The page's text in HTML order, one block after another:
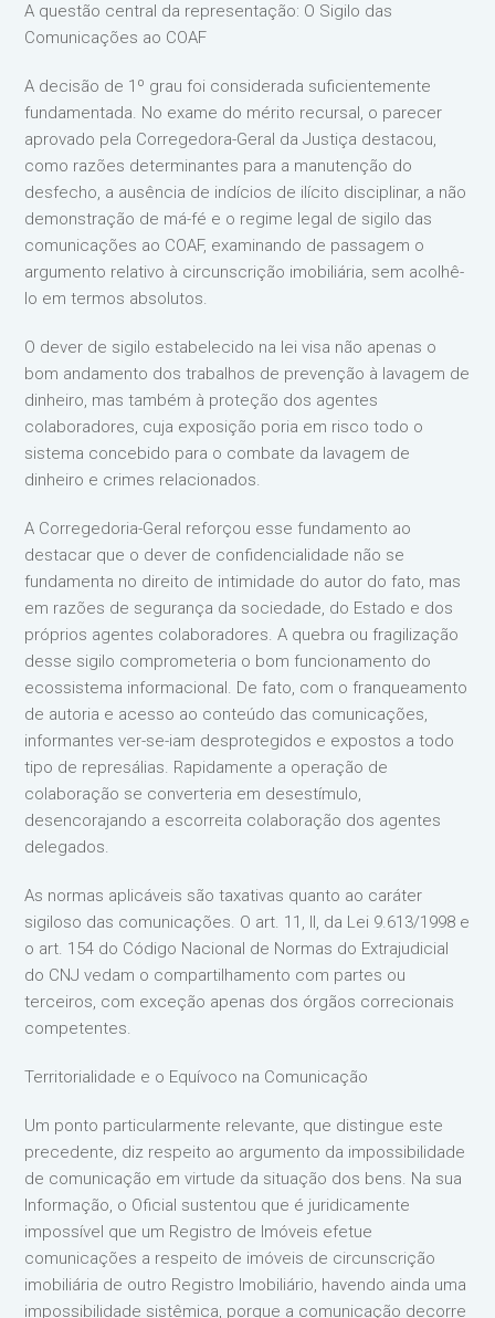
A questão central da representação: O Sigilo das
Comunicações ao COAF
A decisão de 1º grau foi considerada suficientemente
fundamentada. No exame do mérito recursal, o parecer
aprovado pela Corregedora-Geral da Justiça destacou,
como razões determinantes para a manutenção do
desfecho, a ausência de indícios de ilícito disciplinar, a não
demonstração de má-fé e o regime legal de sigilo das
comunicações ao COAF, examinando de passagem o
argumento relativo à circunscrição imobiliária, sem acolhê-
lo em termos absolutos.
O dever de sigilo estabelecido na lei visa não apenas o
bom andamento dos trabalhos de prevenção à lavagem de
dinheiro, mas também à proteção dos agentes
colaboradores, cuja exposição poria em risco todo o
sistema concebido para o combate da lavagem de
dinheiro e crimes relacionados.
A Corregedoria-Geral reforçou esse fundamento ao
destacar que o dever de confidencialidade não se
fundamenta no direito de intimidade do autor do fato, mas
em razões de segurança da sociedade, do Estado e dos
próprios agentes colaboradores. A quebra ou fragilização
desse sigilo comprometeria o bom funcionamento do
ecossistema informacional. De fato, com o franqueamento
de autoria e acesso ao conteúdo das comunicações,
informantes ver-se-iam desprotegidos e expostos a todo
tipo de represálias. Rapidamente a operação de
colaboração se converteria em desestímulo,
desencorajando a escorreita colaboração dos agentes
delegados.
As normas aplicáveis são taxativas quanto ao caráter
sigiloso das comunicações. O art. 11, II, da Lei 9.613/1998 e
o art. 154 do Código Nacional de Normas do Extrajudicial
do CNJ vedam o compartilhamento com partes ou
terceiros, com exceção apenas dos órgãos correcionais
competentes.
Territorialidade e o Equívoco na Comunicação
Um ponto particularmente relevante, que distingue este
precedente, diz respeito ao argumento da impossibilidade
de comunicação em virtude da situação dos bens. Na sua
Informação, o Oficial sustentou que é juridicamente
impossível que um Registro de Imóveis efetue
comunicações a respeito de imóveis de circunscrição
imobiliária de outro Registro Imobiliário, havendo ainda uma
impossibilidade sistêmica, porque a comunicação decorre